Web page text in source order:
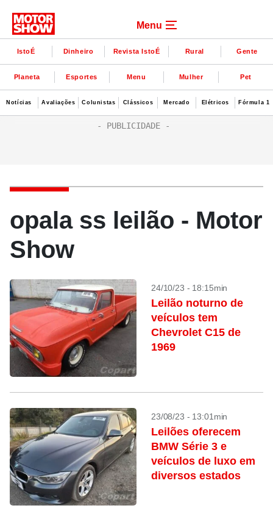
Menu
IstoÉ Dinheiro Revista IstoÉ Rural Gente
Planeta Esportes Menu Mulher Pet
Notícias Avaliações Colunistas Clássicos Mercado Elétricos Fórmula 1
opala ss leilão - Motor
Show
24/10/23 - 18:15min
Leilão noturno de
veículos tem
Chevrolet C15 de
1969
23/08/23 - 13:01min
Leilões oferecem
BMW Série 3 e
veículos de luxo em
diversos estados